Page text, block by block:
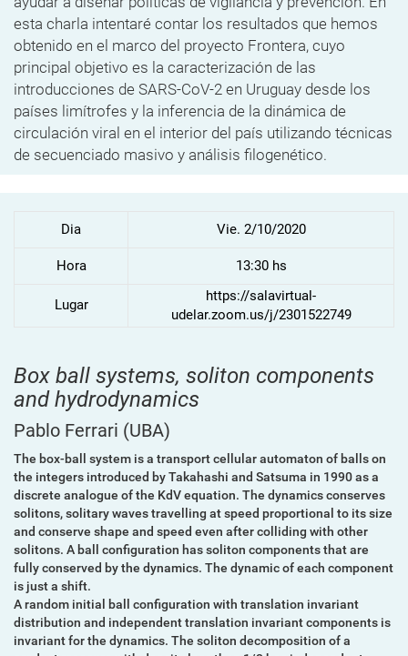
esta charla intentaré contar los resultados que hemos
obtenido en el marco del proyecto Frontera, cuyo
principal objetivo es la caracterización de las
introducciones de SARS-CoV-2 en Uruguay desde los
países limítrofes y la inferencia de la dinámica de
circulación viral en el interior del país utilizando técnicas
de secuenciado masivo y análisis filogenético.
Dia Vie. 2/10/2020
Hora 13:30 hs
Lugar
https://salavirtual-
udelar.zoom.us/j/2301522749
Box ball systems, soliton components
and hydrodynamics
Pablo Ferrari (UBA)
The box-ball system is a transport cellular automaton of balls on
the integers introduced by Takahashi and Satsuma in 1990 as a
discrete analogue of the KdV equation. The dynamics conserves
solitons, solitary waves travelling at speed proportional to its size
and conserve shape and speed even after colliding with other
solitons. A ball configuration has soliton components that are
fully conserved by the dynamics. The dynamic of each component
is just a shift.
A random initial ball configuration with translation invariant
distribution and independent translation invariant components is
invariant for the dynamics. The soliton decomposition of a